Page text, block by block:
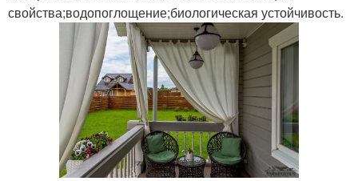
свойства;водопоглощение;биологическая устойчивость.